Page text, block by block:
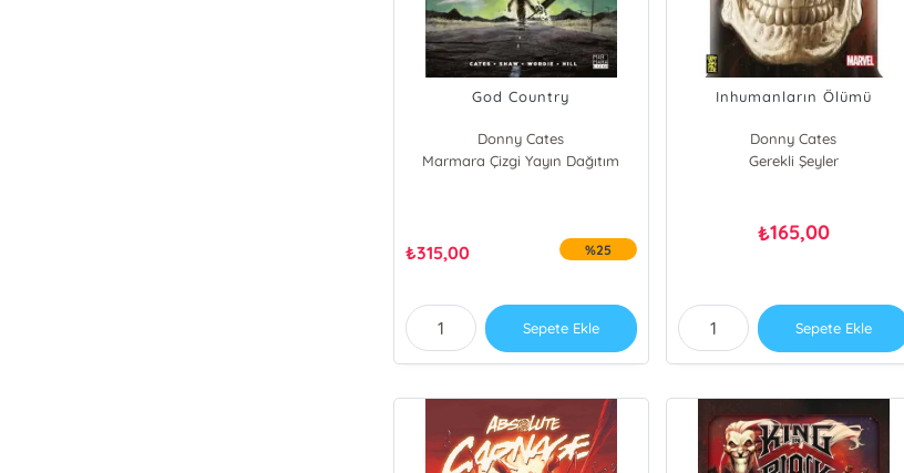
God Country
Donny Cates
Marmara Çizgi Yayın Dağıtım
₺315,00 %25
Sepete Ekle
Inhumanların Ölümü
Donny Cates
Gerekli Şeyler
₺165,00
Sepete Ekle